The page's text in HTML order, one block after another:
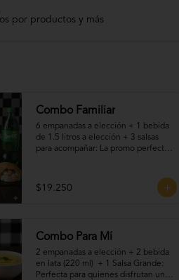
por productos y más
Combo Familiar
6 empanadas a elección + 1 bebida
de 1.5 litros a elección + 3 salsas
para acompañar: La promo perfecta
favoritas —fritas o al horno—,
acompáñalas con una bebida helada
gusto!
$19.250
Combo Para Mí
2 empanadas a elección + 2 bebida
en lata (220 ml)  + 1 Salsa Grande:
Perfecta para quienes disfrutan un